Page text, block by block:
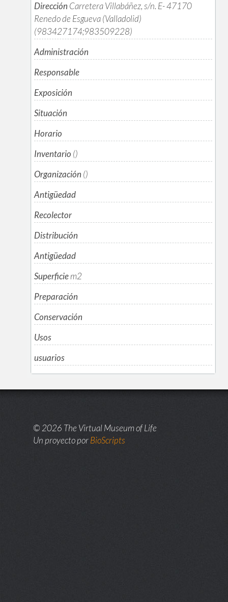
Dirección Carretera Villabáñez, s/n. E- 47170
Renedo de Esgueva (Valladolid)
(983427174;983509228)
Administración
Responsable
Exposición
Situación
Horario
Inventario ()
Organización ()
Antigüedad
Recolector
Distribución
Antigüedad
Superficiem2
Preparación
Conservación
Usos
usuarios
© 2026 The Virtual Museum of Life
Un proyecto porBioScripts